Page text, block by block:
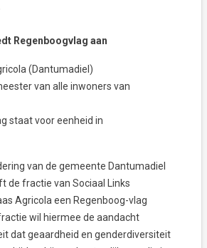
Regenboogvlag aan
(Dantumadiel)
van alle inwoners van
staat voor eenheid in
van de gemeente Dantumadiel
de fractie van Sociaal Links
Agricola een Regenboog-vlag
wil hiermee de aandacht
dat geaardheid en genderdiversiteit